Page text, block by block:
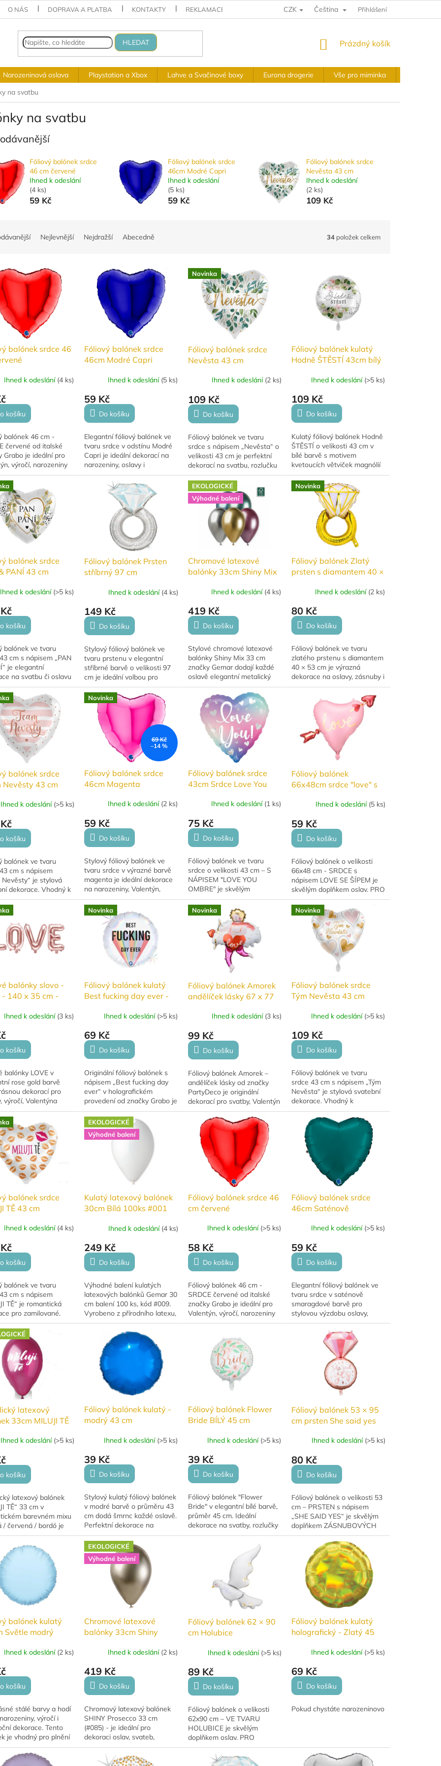
O NÁS DOPRAVA A PLATBA KONTAKTY REKLAMACE A VRÁCENÍ VÝKUPNÍ PODMÍNKY OBCHODNÍ PODMÍNKY
CZK Čeština Přihlášení
HLEDAT
NÁKUPNÍ
Prázdný košík
Narozeninová oslava Playstation a Xbox Lahve a Svačinové boxy Eurona drogerie Vše pro miminka
na svatbu
na svatbu
Fóliový balónek srdce
46 cm červené
Ihned k odeslání
(4 ks)
59 Kč
Fóliový balónek srdce
46cm Modré Capri
Ihned k odeslání
(5 ks)
59 Kč
Fóliový balónek srdce
Nevěsta 43 cm
Ihned k odeslání
(2 ks)
109 Kč
Nejlevnější Nejdražší Abecedně 34 položek celkem
balónek srdce 46
Ihned k odeslání (4 ks)
košíku
balónek 46 cm -
červené od italské
Grabo je ideální pro
výročí, narozeniny
oslavy. Lze
vzduchem i
a využít...
Fóliový balónek srdce
46cm Modré Capri
Ihned k odeslání (5 ks)
59 Kč
Do košíku
Elegantní fóliový balónek ve
tvaru srdce v odstínu Modré
Capri je ideální dekorací na
narozeniny, oslavy i
tematické party.
Novinka
Fóliový balónek srdce
Nevěsta 43 cm
Ihned k odeslání (2 ks)
109 Kč
Do košíku
Fóliový balónek ve tvaru
srdce s nápisem „Nevěsta“ o
velikosti 43 cm je perfektní
dekorací na svatbu, rozlučku
se svobodou nebo
romantickou oslavu. Vhodný
pro nafouknutí heliem...
Fóliový balónek kulatý
Hodně ŠTĚSTÍ 43cm bílý
Ihned k odeslání (>5 ks)
109 Kč
Do košíku
Kulatý fóliový balónek Hodně
ŠTĚSTÍ o velikosti 43 cm v
bílé barvě s motivem
kvetoucích větviček magnólií
je elegantní dekorací pro
slavnostní příležitosti. Vhodný
pro...
balónek srdce
PANÍ 43 cm
Ihned k odeslání (>5 ks)
košíku
balónek ve tvaru
cm s nápisem „PAN
je elegantní
na svatbu či oslavu
Vhodný k
heliem i
Fóliový balónek Prsten
stříbrný 97 cm
Ihned k odeslání (4 ks)
149 Kč
Do košíku
Stylový fóliový balónek ve
tvaru prstenu v elegantní
stříbrné barvě o velikosti 97
cm je ideální volbou pro
výjimečné oslavy. Skvěle se
hodí na rozlučky se
svobodou, zásnubní...
EKOLOGICKÉ
Výhodné balení
Chromové latexové
balónky 33cm Shiny Mix
Ihned k odeslání (4 ks)
419 Kč
Do košíku
Stylové chromové latexové
balónky Shiny Mix 33 cm
značky Gemar dodají každé
oslavě elegantní metalický
vzhled. V balení najdete 50
ks balónků v mixu lesklých
chromových odstínů,...
Novinka
Fóliový balónek Zlatý
prsten s diamantem 40 ×
Ihned k odeslání (2 ks)
80 Kč
Do košíku
Fóliový balónek ve tvaru
zlatého prstenu s diamantem
40 × 53 cm je výrazná
dekorace na oslavy, zásnuby i
rozlučky se svobodou.
Vhodný k nafouknutí heliem i
vzduchem.
balónek srdce
Nevěsty 43 cm
Ihned k odeslání (>5 ks)
košíku
balónek ve tvaru
cm s nápisem
Nevěsty“ je stylová
dekorace. Vhodný k
heliem i
ideální pro
se svobodou i
Novinka
69 Kč
–14 %
Fóliový balónek srdce
46cm Magenta
Ihned k odeslání (2 ks)
59 Kč
Do košíku
Stylový fóliový balónek ve
tvaru srdce v výrazné barvě
magenta je ideální dekorace
na narozeniny, Valentýn,
svatbu i romantickou oslavu.
K balónkům doporučujeme
dokoupit:...
Fóliový balónek srdce
43cm Srdce Love You
Ihned k odeslání (1 ks)
75 Kč
Do košíku
Fóliový balónek ve tvaru
srdce o velikosti 43 cm – S
NÁPISEM "LOVE YOU
OMBRE" je skvělým
doplňkem oslav. PRO
RADOST. Má krásné stálé
barvy a hodí se na
narozeniny, výročí i...
Fóliový balónek
66x48cm srdce "love" s
Ihned k odeslání (5 ks)
59 Kč
Do košíku
Fóliový balónek o velikosti
66x48 cm - SRDCE s
nápisem LOVE SE ŠÍPEM je
skvělým doplňkem oslav. PRO
RADOST. Má krásné stálé
barvy a hodí se na
narozeniny, výročí, oslavy.
Tento...
balónky slovo -
- 140 x 35 cm -
Ihned k odeslání (3 ks)
košíku
balónky LOVE v
rose gold barvě
dekorací pro
výročí, Valentýna
oslavy.
nápis má rozměr
× 35 cm, je určený...
Novinka
Fóliový balónek kulatý
Best fucking day ever -
Ihned k odeslání (>5 ks)
69 Kč
Do košíku
Originální fóliový balónek s
nápisem „Best fucking day
ever“ v holografickém
provedení od značky Grabo je
nepřehlédnutelnou dekorací
na každou oslavu. Kulatý
balónek o velikosti...
Novinka
Fóliový balónek Amorek
andělíček lásky 67 x 77
Ihned k odeslání (3 ks)
99 Kč
Do košíku
Fóliový balónek Amorek –
andělíček lásky od značky
PartyDeco je originální
dekorací pro svatby, Valentýn
i romantické oslavy. Po
nafouknutí má velikost cca 67
× 77 cm a vytvoří...
Novinka
Fóliový balónek srdce
Tým Nevěsta 43 cm
Ihned k odeslání (>5 ks)
109 Kč
Do košíku
Fóliový balónek ve tvaru
srdce 43 cm s nápisem „Tým
Nevěsta“ je stylová svatební
dekorace. Vhodný k
nafouknutí heliem i
vzduchem, ideální na
rozlučku se svobodou i
svatbu.
balónek srdce
TĚ 43 cm
Ihned k odeslání (4 ks)
košíku
balónek ve tvaru
cm s nápisem
TĚ“ je romantická
pro zamilované.
k nafouknutí heliem i
ideální jako dárek
EKOLOGICKÉ
Výhodné balení
Kulatý latexový balónek
30cm Bílá 100ks #001
Ihned k odeslání (4 ks)
249 Kč
Do košíku
Výhodné balení kulatých
latexových balónků Gemar 30
cm balení 100 ks, kód #009.
Vyrobeno z přírodního latexu,
vhodné pro oslavy, party a
dekorace, lze nafukovat
vzduchem i...
Fóliový balónek srdce 46
cm červené
Ihned k odeslání (>5 ks)
58 Kč
Do košíku
Fóliový balónek 46 cm -
SRDCE červené od italské
značky Grabo je ideální pro
Valentýn, výročí, narozeniny
nebo romantické oslavy. Lze
héliem a využít...
Fóliový balónek srdce
46cm Saténově
Ihned k odeslání (>5 ks)
59 Kč
Do košíku
Elegantní fóliový balónek ve
tvaru srdce v saténově
smaragdové barvě pro
stylovou výzdobu oslavy,
svatby i Valentýna.
latexový
33cm MILUJI TĚ
Ihned k odeslání (>5 ks)
košíku
latexový balónek
TĚ“ 33 cm v
barevném mixu
/ červená / bordó je
pro Valentýn, výročí,
nebo romantické
Lze nafouknout...
Fóliový balónek kulatý -
modrý 43 cm
Ihned k odeslání (>5 ks)
39 Kč
Do košíku
Stylový kulatý fóliový balónek
v modré barvě o průměru 43
cm dodá šmrnc každé oslavě.
Perfektní dekorace na
narozeniny, večírky nebo
baby shower.
Fóliový balónek Flower
Bride BÍLÝ 45 cm
Ihned k odeslání (>5 ks)
39 Kč
Do košíku
Fóliový balónek "Flower
Bride" v elegantní bílé barvě,
průměr 45 cm. Ideální
dekorace na svatby, rozlučky
se svobodou nebo
Fóliový balónek 53 × 95
cm prsten She said yes
Ihned k odeslání (>5 ks)
80 Kč
Do košíku
Fóliový balónek o velikosti 53
cm – PRSTEN s nápisem
„SHE SAID YES“ je skvělým
doplňkem ZÁSNUBOVÝCH
oslav. PRO RADOST. Má
krásné stálé barvy a hodí se
na narozeniny, výročí i...
balónek kulatý
Světle modrý
Ihned k odeslání (2 ks)
košíku
stálé barvy a hodí
výročí i
dekorace. Tento
je vhodný pro plnění
lze jej též nafouknout
vzduchem.
EKOLOGICKÉ
Výhodné balení
Chromové latexové
balónky 33cm Shiny
Ihned k odeslání (2 ks)
419 Kč
Do košíku
Chromový latexový balónek
SHINY Prosecco 33 cm
(#085) - je ideální pro
dekoraci oslav, svateb,
narozenin a večírků. Vhodný
pro nafouknutí vzduchem i
Fóliový balónek 62 × 90
cm Holubice
Ihned k odeslání (>5 ks)
89 Kč
Do košíku
Fóliový balónek o velikosti
62x90 cm – VE TVARU
HOLUBICE je skvělým
doplňkem oslav. PRO
RADOST. Má krásné stálé
barvy a hodí se na
Fóliový balónek kulatý
holografický - Zlatý 45
Ihned k odeslání (>5 ks)
69 Kč
Do košíku
Pokud chystáte narozeninovou oslavu nebo